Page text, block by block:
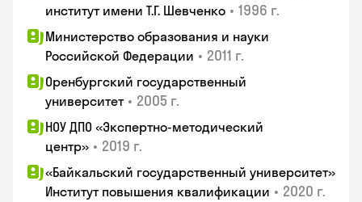
институт имени Т.Г. Шевченко • 1996 г.
Министерство образования и науки
Российской Федерации • 2011 г.
Оренбургский государственный
университет • 2005 г.
НОУ ДПО «Экспертно-методический
центр» • 2019 г.
«Байкальский государственный университет»
Институт повышения квалификации • 2020 г.